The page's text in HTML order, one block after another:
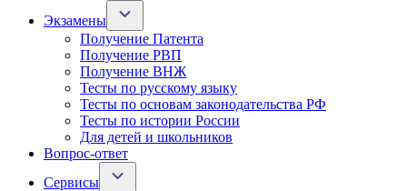
Экзамены
Получение Патента
Получение РВП
Получение ВНЖ
Тесты по русскому языку
Тесты по основам законодательства РФ
Тесты по истории России
Для детей и школьников
Вопрос-ответ
Сервисы